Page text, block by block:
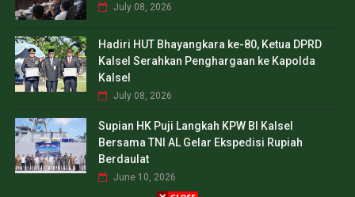
July 08, 2026
Hadiri HUT Bhayangkara ke-80, Ketua DPRD
Kalsel Serahkan Penghargaan ke Kapolda
Kalsel
July 08, 2026
Supian HK Puji Langkah KPW BI Kalsel
Bersama TNI AL Gelar Ekspedisi Rupiah
Berdaulat
June 10, 2026